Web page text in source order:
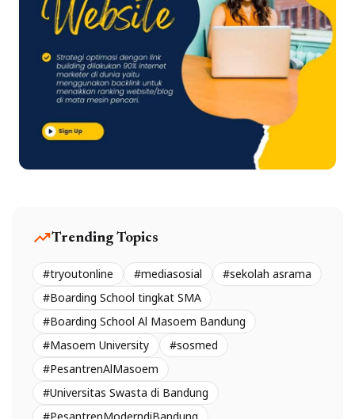
trending_upTrending Topics
#tryoutonline #mediasosial
#sekolah asrama
#Boarding School tingkat SMA
#Boarding School Al Masoem Bandung
#Masoem University
#sosmed
#PesantrenAlMasoem
#Universitas Swasta di Bandung